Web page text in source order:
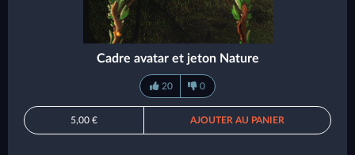
Cadre avatar et jeton Nature
20 0
5,00 € AJOUTER AU PANIER